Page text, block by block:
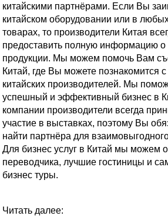
китайскими партнёрами. Если Вы
китайском оборудовании или в
товарах, то производители Китая
предоставить полную информацию о
продукции. Мы можем помочь Вам
Китай, где Вы можете познакомится
китайских производителей. Мы
успешный и эффективный бизнес в
компании производители всегда
участие в выставках, поэтому Вы
найти партнёра для
Для бизнес услуг в Китай мы можем
переводчика, лучшие гостиницы и
бизнес туры.
Читать далее: